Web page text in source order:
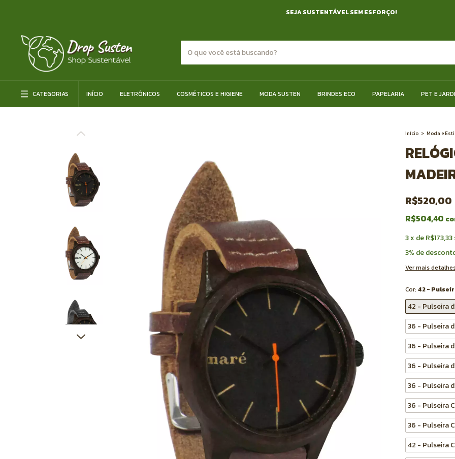
SEJA SUSTENTÁVEL SEM ESFORÇO!
CATEGORIAS INÍCIO ELETRÔNICOS COSMÉTICOS E HIGIENE MODA SUSTEN BRINDES ECO PAPELARIA PET E
Início > Moda e
R$520,00
R$504,40
3x deR$173,33
3% de
Ver mais
Cor: 42 -
42 - Pulseira
36 - Pulseira
36 - Pulseira
36 - Pulseira
36 - Pulseira
36 - Pulseira
36 - Pulseira
42 - Pulseira